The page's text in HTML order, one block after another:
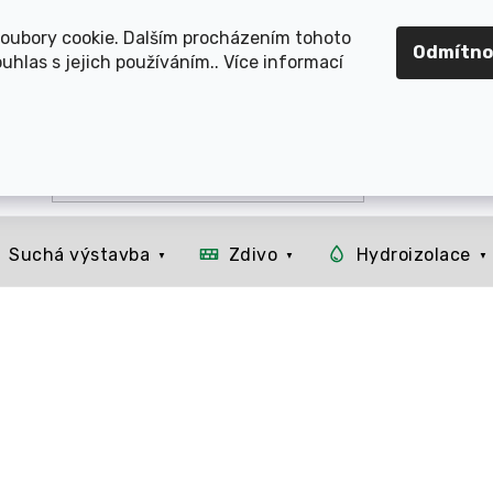
cookie. Dalším procházením tohoto
s jejich používáním.. Více informací
SVITAVSKO, ŠUMPERSKO, BRNO, PARDUBICE,
Suchá výstavba Zdivo Hydroizolace